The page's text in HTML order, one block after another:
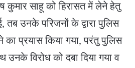
कुमार साहू को हिरासत में लेने हेतु
उनके परिजनों के द्वारा पुलिस
प्रयास किया गया, परंतु पुलिस
उनके विरोध को दबा दिया गया व